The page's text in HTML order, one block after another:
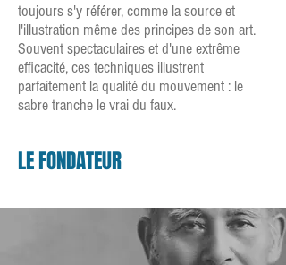
toujours s'y référer, comme la source et
l'illustration même des principes de son art.
Souvent spectaculaires et d'une extrême
efficacité, ces techniques illustrent
parfaitement la qualité du mouvement : le
sabre tranche le vrai du faux.
LE FONDATEUR